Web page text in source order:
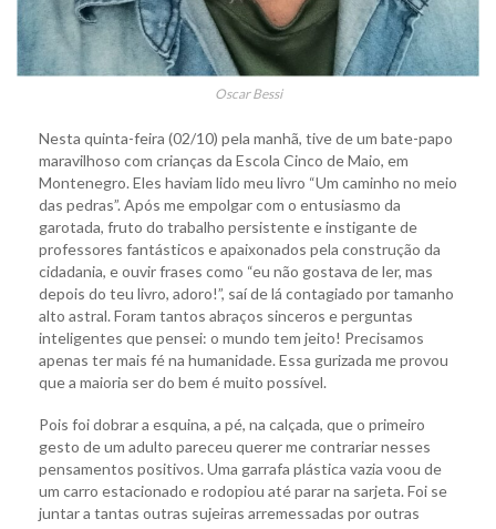
Oscar Bessi
Nesta quinta-feira (02/10) pela manhã, tive de um bate-papo
maravilhoso com crianças da Escola Cinco de Maio, em
Montenegro. Eles haviam lido meu livro “Um caminho no meio
das pedras”. Após me empolgar com o entusiasmo da
garotada, fruto do trabalho persistente e instigante de
professores fantásticos e apaixonados pela construção da
cidadania, e ouvir frases como “eu não gostava de ler, mas
depois do teu livro, adoro!”, saí de lá contagiado por tamanho
alto astral. Foram tantos abraços sinceros e perguntas
inteligentes que pensei: o mundo tem jeito! Precisamos
apenas ter mais fé na humanidade. Essa gurizada me provou
que a maioria ser do bem é muito possível.
Pois foi dobrar a esquina, a pé, na calçada, que o primeiro
gesto de um adulto pareceu querer me contrariar nesses
pensamentos positivos. Uma garrafa plástica vazia voou de
um carro estacionado e rodopiou até parar na sarjeta. Foi se
juntar a tantas outras sujeiras arremessadas por outras